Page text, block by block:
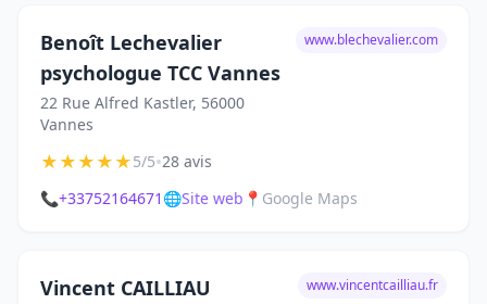
Benoît Lechevalier
psychologue TCC Vannes
22 Rue Alfred Kastler, 56000
Vannes
www.blechevalier.com
★★★★★5/5•28 avis
📞+33752164671 🌐Site web 📍 Google Maps
Vincent CAILLIAU
www.vincentcailliau.fr